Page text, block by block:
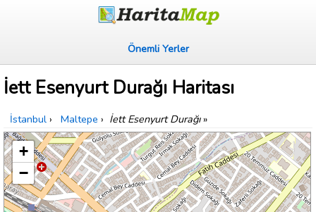
Önemli Yerler
İett Esenyurt Durağı Haritası
İstanbul › Maltepe › İett Esenyurt Durağı»
+
−